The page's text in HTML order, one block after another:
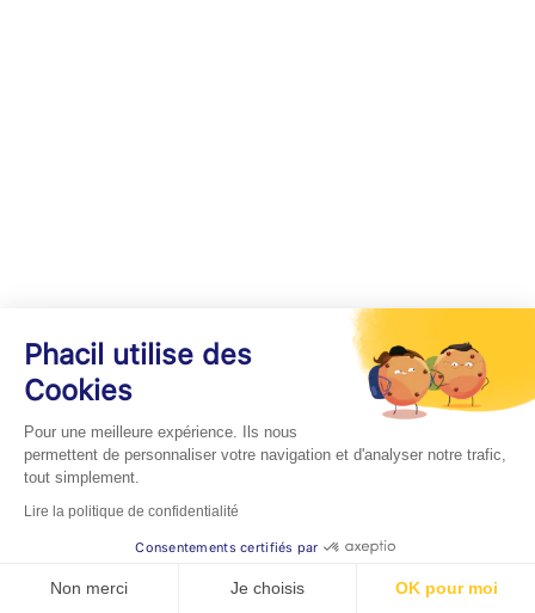
Phacil utilise des
Cookies
Pour une meilleure expérience. Ils nous
permettent de personnaliser votre navigation et d'analyser notre trafic,
tout simplement.
Lire la politique de confidentialité
Consentements certifiés par
Non merci Je choisis OK pour moi